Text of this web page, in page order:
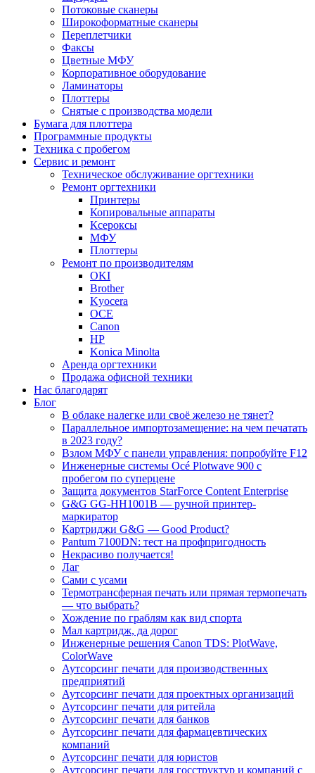
Потоковые сканеры
Широкоформатные сканеры
Переплетчики
Факсы
Цветные МФУ
Корпоративное оборудование
Ламинаторы
Плоттеры
Снятые с производства модели
Бумага для плоттера
Программные продукты
Техника с пробегом
Сервис и ремонт
Техническое обслуживание оргтехники
Ремонт оргтехники
Принтеры
Копировальные аппараты
Ксероксы
МФУ
Плоттеры
Ремонт по производителям
OKI
Brother
Kyocera
OCE
Canon
HP
Konica Minolta
Аренда оргтехники
Продажа офисной техники
Нас благодарят
Блог
В облаке налегке или своё железо не тянет?
Параллельное импортозамещение: на чем печатать
в 2023 году?
Взлом МФУ с панели управления: попробуйте F12
Инженерные системы Océ Plotwave 900 с
пробегом по суперцене
Защита документов StarForce Content Enterprise
G&G GG-HH1001B — ручной принтер-
маркиратор
Картриджи G&G — Good Product?
Pantum 7100DN: тест на профпригодность
Некрасиво получается!
Лаг
Сами с усами
Термотрансферная печать или прямая термопечать
— что выбрать?
Хождение по граблям как вид спорта
Мал картридж, да дорог
Инженерные решения Canon TDS: PlotWave,
ColorWave
Аутсорсинг печати для производственных
предприятий
Аутсорсинг печати для проектных организаций
Аутсорсинг печати для ритейла
Аутсорсинг печати для банков
Аутсорсинг печати для фармацевтических
компаний
Аутсорсинг печати для юристов
Аутсорсинг печати для госструктур и компаний с